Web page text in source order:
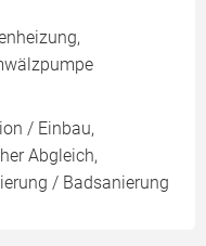
/ Einbau,
Abgleich,
/ Badsanierung